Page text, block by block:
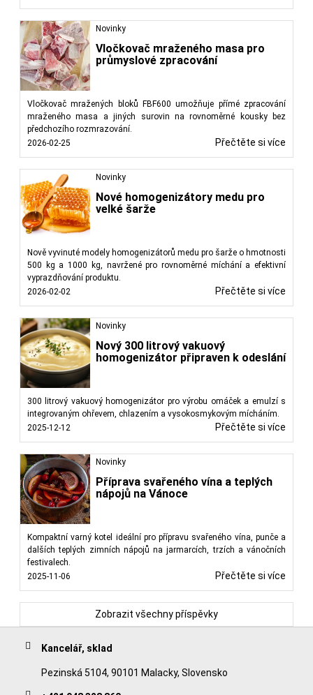
Novinky
Vločkovač mraženého masa pro
průmyslové zpracování
Vločkovač mražených bloků FBF600 umožňuje přímé zpracování
mraženého masa a jiných surovin na rovnoměrné kousky bez
předchozího rozmrazování.
2026-02-25
Přečtěte si více
Novinky
Nové homogenizátory medu pro
velké šarže
Nově vyvinuté modely homogenizátorů medu pro šarže o hmotnosti
500 kg a 1000 kg, navržené pro rovnoměrné míchání a efektivní
vyprazdňování produktu.
2026-02-02
Přečtěte si více
Novinky
Nový 300 litrový vakuový
homogenizátor připraven k odeslání
300 litrový vakuový homogenizátor pro výrobu omáček a emulzí s
integrovaným ohřevem, chlazením a vysokosmykovým mícháním.
2025-12-12
Přečtěte si více
Novinky
Příprava svařeného vína a teplých
nápojů na Vánoce
Kompaktní varný kotel ideální pro přípravu svařeného vína, punče a
dalších teplých zimních nápojů na jarmarcích, trzích a vánočních
festivalech.
2025-11-06
Přečtěte si více
Zobrazit všechny příspěvky
Kancelář, sklad
Pezinská 5104, 90101 Malacky, Slovensko